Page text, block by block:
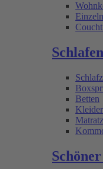
Schlafen
Betten